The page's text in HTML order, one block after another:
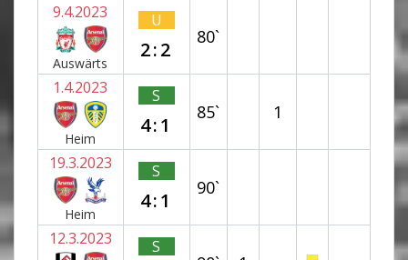
9.4.2023
Auswärts
U
2:2
80`
1.4.2023
Heim
S
4:1
85` 1
19.3.2023
Heim
S
4:1
90`
12.3.2023 S